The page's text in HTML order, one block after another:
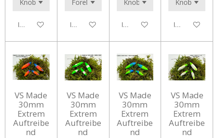
In den WarenkorbIn den WarenkorbIn den WarenkorbIn den
VS Made
30mm
Extrem
Auftreibe
nd
VS Made
30mm
Extrem
Auftreibe
nd
VS Made
30mm
Extrem
Auftreibe
nd
VS Made
30mm
Extrem
Auftreibe
nd